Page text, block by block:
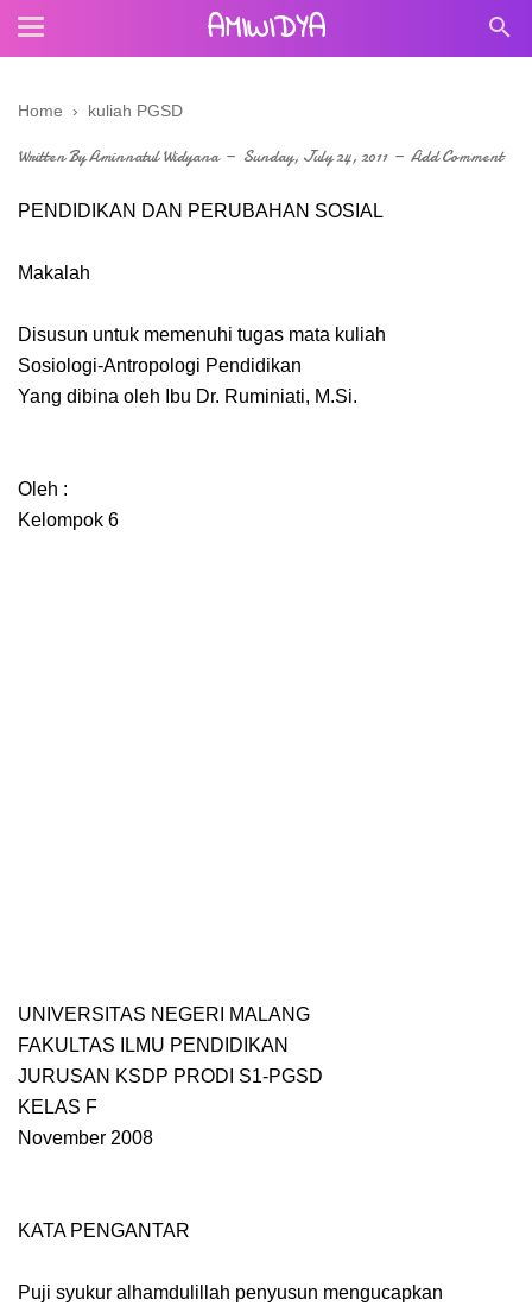
AMIWIDYA
Home › kuliah PGSD
Written ByAminnatul Widyana Sunday, July 24, 2011 Add Comment
PENDIDIKAN DAN PERUBAHAN SOSIAL
Makalah
Disusun untuk memenuhi tugas mata kuliah
Sosiologi-Antropologi Pendidikan
Yang dibina oleh Ibu Dr. Ruminiati, M.Si.
Oleh :
Kelompok 6
UNIVERSITAS NEGERI MALANG
FAKULTAS ILMU PENDIDIKAN
JURUSAN KSDP PRODI S1-PGSD
KELAS F
November 2008
KATA PENGANTAR
Puji syukur alhamdulillah penyusun mengucapkan